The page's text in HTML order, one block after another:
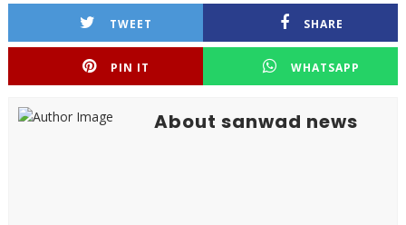
TWEET SHARE
PIN IT WHATSAPP
About sanwad news